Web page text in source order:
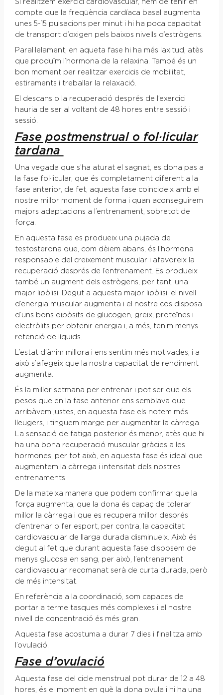
Si realitzem exercici cardiovascular, hem de tenir en
compte que la freqüència cardíaca basal augmenta
unes 5-15 pulsacions per minut i hi ha poca capacitat
de transport d’oxigen pels baixos nivells d’estrògens.
Paral·lelament, en aqueta fase hi ha més laxitud, atès
que produïm l’hormona de la relaxina. També és un
bon moment per realitzar exercicis de mobilitat,
estiraments i treballar la relaxació.
El descans o la recuperació després de l’exercici
hauria de ser al voltant de 48 hores entre sessió i
sessió.
Fase postmenstrual o fol·licular
tardana
Una vegada que s’ha aturat el sagnat, es dona pas a
la fase fol·licular, que és completament diferent a la
fase anterior, de fet, aquesta fase coincideix amb el
nostre millor moment de forma i quan aconseguirem
majors adaptacions a l’entrenament, sobretot de
força.
En aquesta fase es produeix una pujada de
testosterona que, com dèiem abans, és l’hormona
responsable del creixement muscular i afavoreix la
recuperació després de l’entrenament. Es produeix
també un augment dels estrògens, per tant, una
major lipòlisi. Degut a aquesta major lipòlisi, el nivell
d’energia muscular augmenta i el nostre cos disposa
d’uns bons dipòsits de glucogen, greix, proteïnes i
electròlits per obtenir energia i, a més, tenim menys
retenció de líquids.
L’estat d’ànim millora i ens sentim més motivades, i a
això s’afegeix que la nostra capacitat de rendiment
augmenta.
És la millor setmana per entrenar i pot ser que els
pesos que en la fase anterior ens semblava que
arribàvem justes, en aquesta fase els notem més
lleugers, i tinguem marge per augmentar la càrrega.
La sensació de fatiga posterior és menor, atès que hi
ha una bona recuperació muscular gràcies a les
hormones, per tot això, en aquesta fase és ideal que
augmentem la càrrega i intensitat dels nostres
entrenaments.
De la mateixa manera que podem confirmar que la
força augmenta, que la dona és capaç de tolerar
millor la càrrega i que es recupera millor després
d’entrenar o fer esport, per contra, la capacitat
cardiovascular de llarga durada disminueix. Això és
degut al fet que durant aquesta fase disposem de
menys glucosa en sang, per això, l’entrenament
cardiovascular recomanat serà de curta durada, però
de més intensitat.
En referència a la coordinació, som capaces de
portar a terme tasques més complexes i el nostre
nivell de concentració és més gran.
Aquesta fase acostuma a durar 7 dies i finalitza amb
l’ovulació.
Fase d’ovulació
Aquesta fase del cicle menstrual pot durar de 12 a 48
hores, és el moment en què la dona ovula i hi ha una